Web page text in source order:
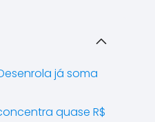
já soma
quase R$